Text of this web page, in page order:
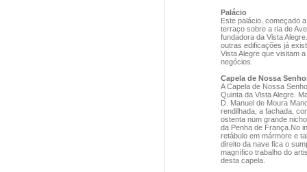
Palácio
Este palácio, começado
terraço sobre a ria de
fundadora da Vista
outras edificações já
Vista Alegre que visitam
negócios.
Capela de Nossa
A Capela de Nossa
Quinta da Vista Alegre.
D. Manuel de Moura
rendilhada, a fachada,
ostenta num grande
da Penha de França.No
retábulo em mármore e
direito da nave fica o
magnífico trabalho do
desta capela.